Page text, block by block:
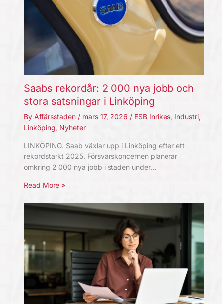
Saabs rekordår: 2 000 nya jobb och
stora satsningar i Linköping
By Affärsstaden / mars 17, 2026 / ESB Inrikes, Industri,
Linköping, Nyheter
LINKÖPING. Saab växlar upp i Linköping efter ett
rekordstarkt 2025. Försvarskoncernen planerar
omkring 2 000 nya jobb i staden under…
Read More »